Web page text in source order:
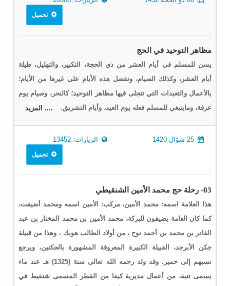
تحميل
مظاهر التوحيد في الحج
يسن للمسلم في أيام العشر من ذي الحجة، التكبير، والتهليل، طيلة
أيام العشر، وكذلك الصيام، وتفضل هذه الأيام على غيرها من الأيام؛
بالأعمال والتعبدات التي تتجلى فيها مظاهر التوحيد؛ كالنحر، وصيام يوم
عرفة، وماينبغي للمسلم فعله يوم العيد، وأيام التشريق.
.... المزيد
الزيارات: 13452
تحميل
03- رحلة حج محمد الأمين الشنقيطي
هذا العلامة اسمه: محمد الأمين، مركب: الأمين اسمه ومحمد أضيفت،
كما كان العامة يضيفون للبركة، محمد الأمين بن محمد المختار بن عبد
القادر بن محمد بن أحمد نوح ، من أولاد الطالب هوبك ، وهذا من قبيلة
جكن الأبرجد، القبيلة الكبيرة المعروفة المشهورة بالجكنين، ويرجع
نسبهم إلى حمير. وقد ولد رحمه الله تعالى سنة (1325) هـ عند ماء
يسمى تنبة، من أعمال مديرية كيفا من القطر المسمى شنقيط في